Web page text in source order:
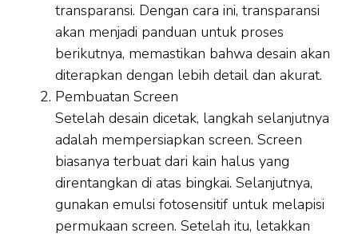
transparansi. Dengan cara ini, transparansi
akan menjadi panduan untuk proses
berikutnya, memastikan bahwa desain akan
diterapkan dengan lebih detail dan akurat.
Pembuatan Screen
Setelah desain dicetak, langkah selanjutnya
adalah mempersiapkan screen. Screen
biasanya terbuat dari kain halus yang
direntangkan di atas bingkai. Selanjutnya,
gunakan emulsi fotosensitif untuk melapisi
permukaan screen. Setelah itu, letakkan